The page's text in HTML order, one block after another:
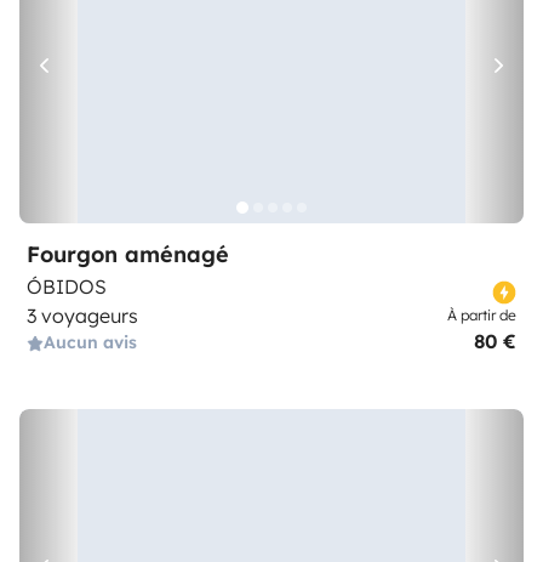
Fourgon aménagé
ÓBIDOS
3 voyageurs
Aucun avis
À partir de
80 €